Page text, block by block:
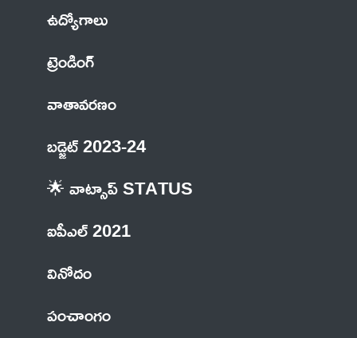
ఉద్యోగాలు
ట్రెండింగ్
వాతావరణం
బడ్జెట్ 2023-24
🌟 వాట్సాప్ STATUS
ఐపీఎల్ 2021
వినోదం
పంచాంగం